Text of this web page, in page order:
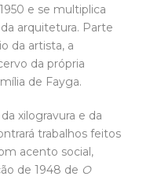
e se multiplica
arquitetura. Parte
da artista, a
da própria
de Fayga.
xilogravura e da
trabalhos feitos
acento social,
de 1948 de O